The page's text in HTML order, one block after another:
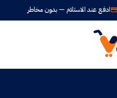
ادفع عند الاستلام — بدون مخاطر